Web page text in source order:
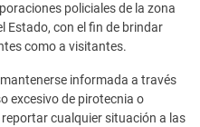
policiales de la zona
Estado, con el fin de brindar
como a visitantes.
informada a través
excesivo de pirotecnia o
cualquier situación a las